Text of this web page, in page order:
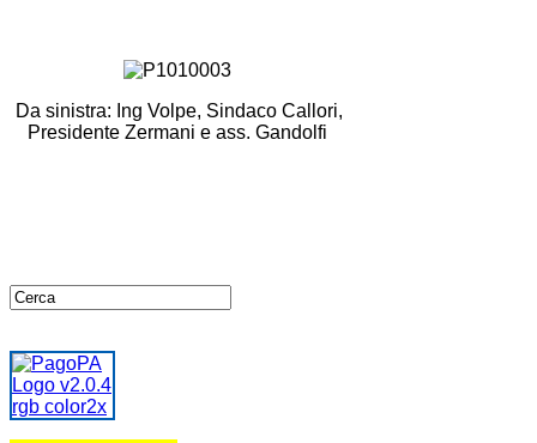
Da sinistra: Ing Volpe, Sindaco Callori,
Presidente Zermani e ass. Gandolfi